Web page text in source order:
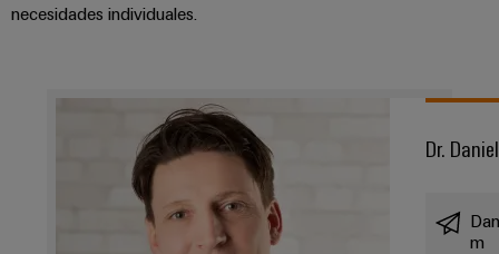
necesidades individuales.
Dr.
m